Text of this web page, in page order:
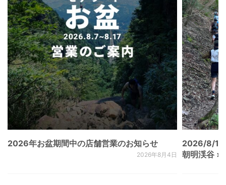
2026年お盆期間中の店舗営業のお知らせ
2026年8月4日
2026/8/
朝明渓谷 ×